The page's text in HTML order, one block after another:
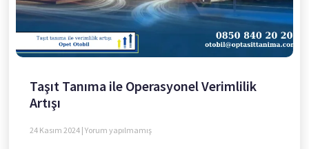
Taşıt Tanıma ile Operasyonel Verimlilik
Artışı
24 Kasım 2024 Yorum yapılmamış